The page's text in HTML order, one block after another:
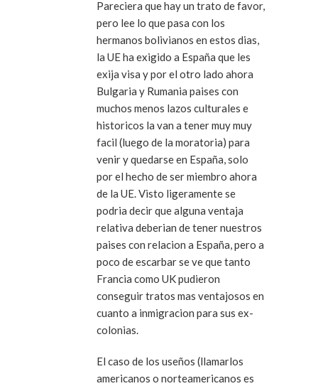
Pareciera que hay un trato de favor,
pero lee lo que pasa con los
hermanos bolivianos en estos dias,
la UE ha exigido a España que les
exija visa y por el otro lado ahora
Bulgaria y Rumania paises con
muchos menos lazos culturales e
historicos la van a tener muy muy
facil (luego de la moratoria) para
venir y quedarse en España, solo
por el hecho de ser miembro ahora
de la UE. Visto ligeramente se
podria decir que alguna ventaja
relativa deberian de tener nuestros
paises con relacion a España, pero a
poco de escarbar se ve que tanto
Francia como UK pudieron
conseguir tratos mas ventajosos en
cuanto a inmigracion para sus ex-
colonias.
El caso de los useños (llamarlos
americanos o norteamericanos es